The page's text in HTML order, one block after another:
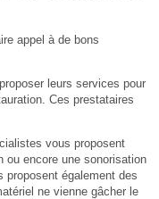
appel à de bons
leurs services pour
Ces prestataires
vous proposent
ou encore une sonorisation
proposent également des
ne vienne gâcher le